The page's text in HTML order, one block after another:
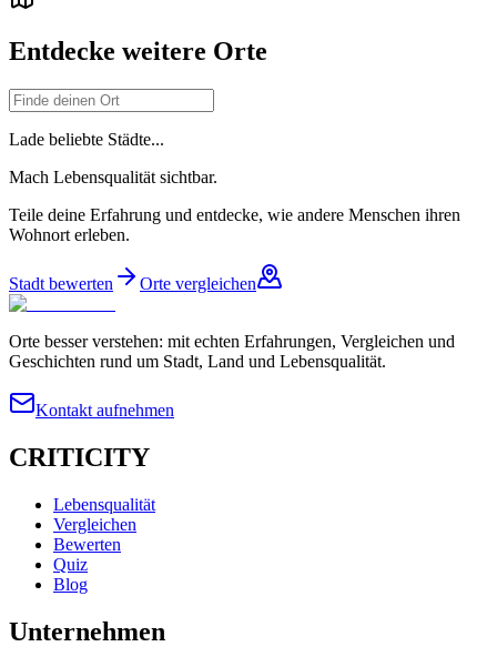
Entdecke weitere Orte
Lade beliebte Städte...
Mach Lebensqualität sichtbar.
Teile deine Erfahrung und entdecke, wie andere Menschen ihren
Wohnort erleben.
Stadt bewerten Orte vergleichen
Orte besser verstehen: mit echten Erfahrungen, Vergleichen und
Geschichten rund um Stadt, Land und Lebensqualität.
Kontakt aufnehmen
CRITICITY
Lebensqualität
Vergleichen
Bewerten
Quiz
Blog
Unternehmen